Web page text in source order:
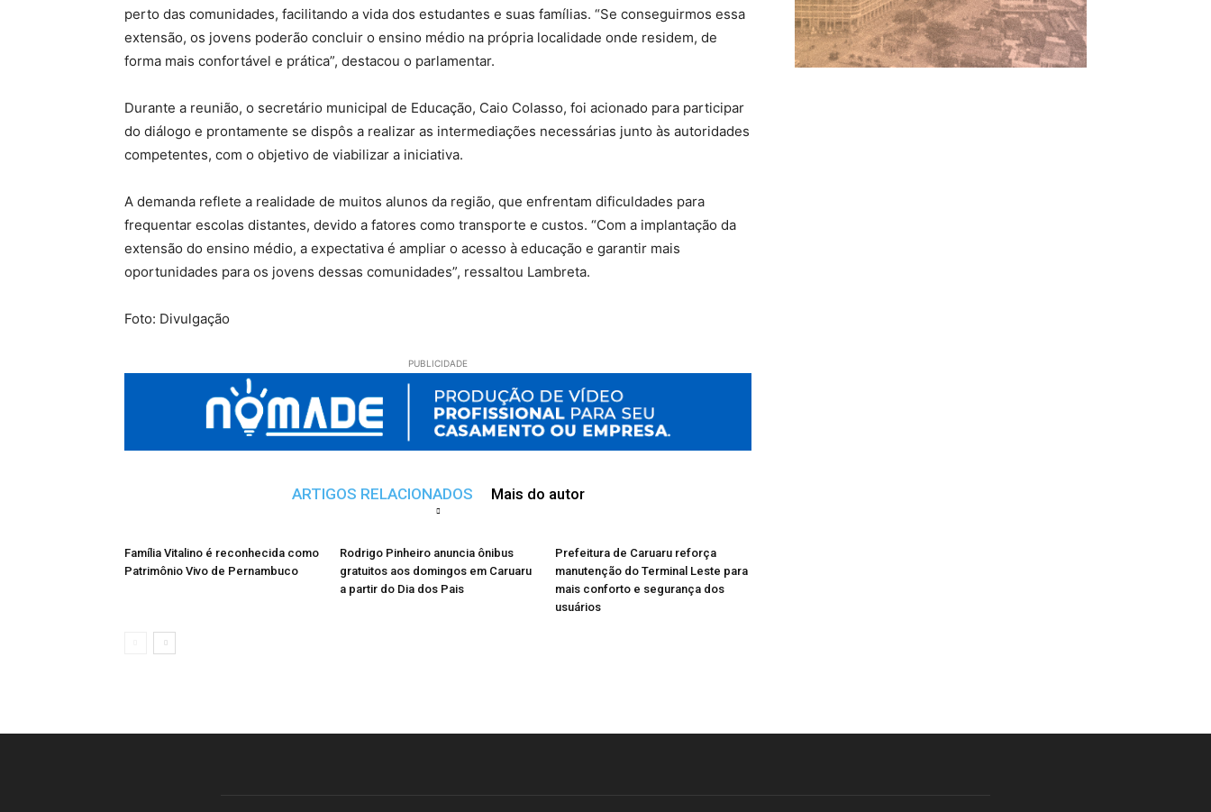
perto das comunidades, facilitando a vida dos estudantes e suas famílias. “Se conseguirmos essa
extensão, os jovens poderão concluir o ensino médio na própria localidade onde residem, de
forma mais confortável e prática”, destacou o parlamentar.
Durante a reunião, o secretário municipal de Educação, Caio Colasso, foi acionado para participar
do diálogo e prontamente se dispôs a realizar as intermediações necessárias junto às autoridades
competentes, com o objetivo de viabilizar a iniciativa.
A demanda reflete a realidade de muitos alunos da região, que enfrentam dificuldades para
frequentar escolas distantes, devido a fatores como transporte e custos. “Com a implantação da
extensão do ensino médio, a expectativa é ampliar o acesso à educação e garantir mais
oportunidades para os jovens dessas comunidades”, ressaltou Lambreta.
Foto: Divulgação
PUBLICIDADE
ARTIGOS RELACIONADOS Mais do autor
Família Vitalino é reconhecida como
Patrimônio Vivo de Pernambuco
Rodrigo Pinheiro anuncia ônibus
gratuitos aos domingos em Caruaru
a partir do Dia dos Pais
Prefeitura de Caruaru reforça
manutenção do Terminal Leste para
mais conforto e segurança dos
usuários